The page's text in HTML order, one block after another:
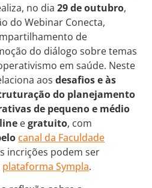
no dia29 de outubro,
do Webinar Conecta,
de
do diálogo sobre temas
em saúde. Neste
aos desafios e às
do planejamento
de pequeno e médio
egratuito, com
canal da Faculdade
incrições podem ser
plataforma Sympla.